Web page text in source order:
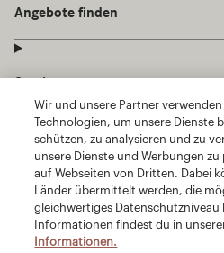
Wir und unsere Partner
Technologien, um unsere Dienste
schützen, zu analysieren und zu
unsere Dienste und Werbungen zu
auf Webseiten von Dritten. Dabei
Länder übermittelt werden, die
gleichwertiges Datenschutzniveau
Informationen findest du in
Informationen.